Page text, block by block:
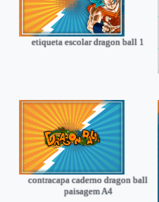
etiqueta escolar dragon ball 1
contracapa caderno dragon ball
paisagem A4